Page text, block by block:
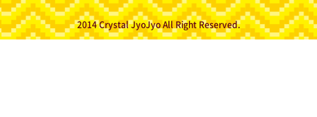
2014 Crystal JyoJyo All Right Reserved.